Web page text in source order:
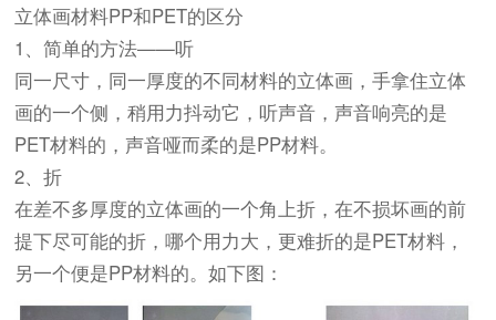
立体画材料PP和PET的区分
1、简单的方法——听
同一尺寸，同一厚度的不同材料的立体画，手拿住立体
画的一个侧，稍用力抖动它，听声音，声音响亮的是
PET材料的，声音哑而柔的是PP材料。
2、折
在差不多厚度的立体画的一个角上折，在不损坏画的前
提下尽可能的折，哪个用力大，更难折的是PET材料，
另一个便是PP材料的。如下图：